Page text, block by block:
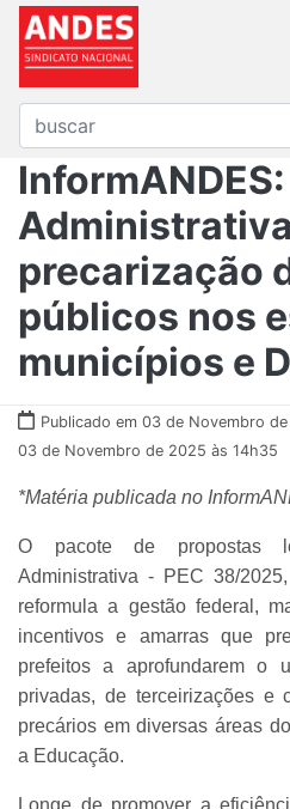
precarização
públicos nos
municípios e
Publicado em 03 de Novembro
03 de Novembro de 2025 às 14h35
*Matéria publicada no
O pacote de propostas
Administrativa - PEC 38/
reformula a gestão federal,
incentivos e amarras que
prefeitos a aprofundarem o
privadas, de terceirizações e
precários em diversas áreas
a Educação.
Longe de promover a